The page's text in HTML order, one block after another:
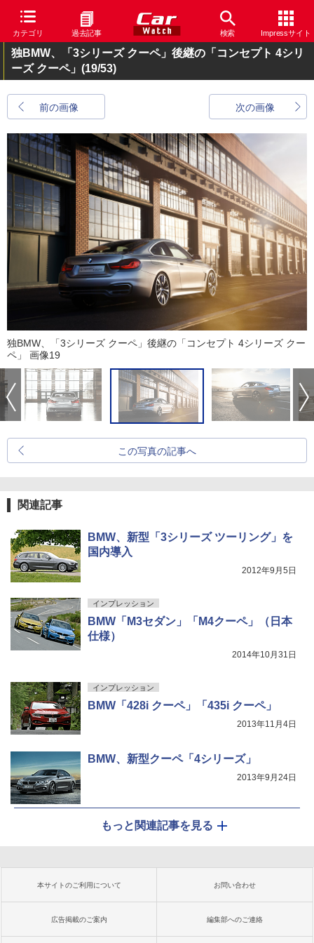
カテゴリ 過去記事 検索 Impressサイト
独BMW、「3シリーズ クーペ」後継の「コンセプト 4シリ
ーズ クーペ」 (19/53)
前の画像 次の画像
独BMW、「3シリーズ クーペ」後継の「コンセプト 4シリーズ クー
ペ」 画像19
この写真の記事へ
関連記事
BMW、新型「3シリーズ ツーリング」を
国内導入
2012年9月5日
インプレッション
BMW「M3セダン」「M4クーペ」（日本
仕様）
2014年10月31日
インプレッション
BMW「428i クーペ」「435i クーペ」
2013年11月4日
BMW、新型クーペ「4シリーズ」
2013年9月24日
もっと関連記事を見る
本サイトのご利用について お問い合わせ
広告掲載のご案内 編集部へのご連絡